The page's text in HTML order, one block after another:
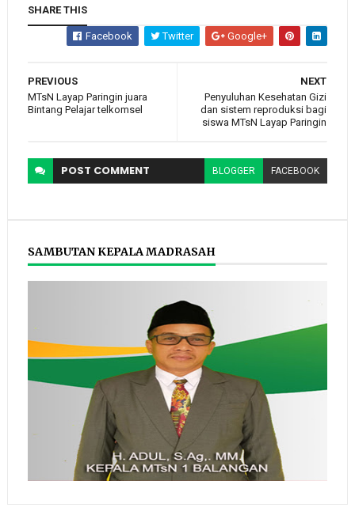
SHARE THIS
Facebook Twitter Google+
NEXT
Penyuluhan Kesehatan Gizi
dan sistem reproduksi bagi
siswa MTsN Layap Paringin
PREVIOUS
MTsN Layap Paringin juara
Bintang Pelajar telkomsel
POST COMMENT BLOGGER FACEBOOK
SAMBUTAN KEPALA MADRASAH